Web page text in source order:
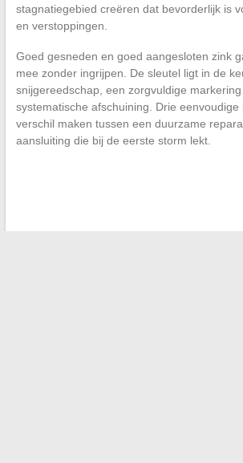
stagnatiegebied creëren dat bevorderlijk is
en verstoppingen.
Goed gesneden en goed aangesloten zink
mee zonder ingrijpen. De sleutel ligt in de
snijgereedschap, een zorgvuldige
systematische afschuining. Drie
verschil maken tussen een duurzame
aansluiting die bij de eerste storm lekt.